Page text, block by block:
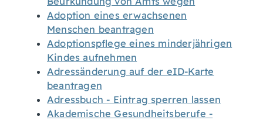
Adoption eines erwachsenen
Menschen beantragen
Adoptionspflege eines minderjährigen
Kindes aufnehmen
Adressänderung auf der eID-Karte
beantragen
Adressbuch - Eintrag sperren lassen
Akademische Gesundheitsberufe -